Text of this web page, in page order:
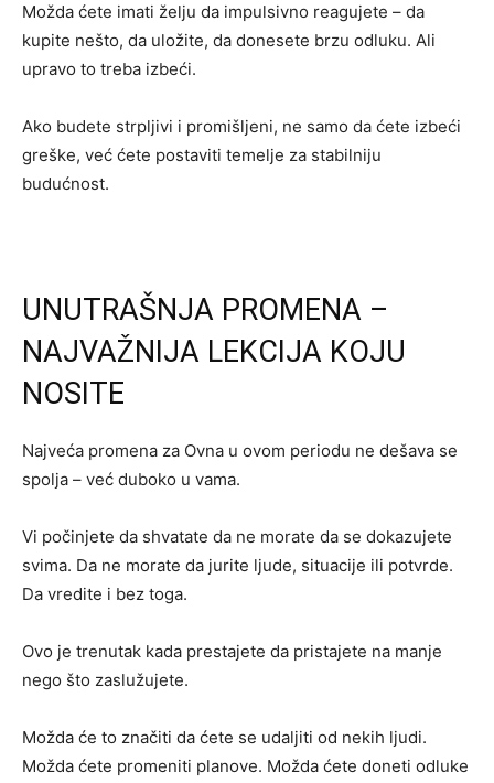
Možda ćete imati želju da impulsivno reagujete – da
kupite nešto, da uložite, da donesete brzu odluku. Ali
upravo to treba izbeći.
Ako budete strpljivi i promišljeni, ne samo da ćete izbeći
greške, već ćete postaviti temelje za stabilniju
budućnost.
UNUTRAŠNJA PROMENA –
NAJVAŽNIJA LEKCIJA KOJU
NOSITE
Najveća promena za Ovna u ovom periodu ne dešava se
spolja – već duboko u vama.
Vi počinjete da shvatate da ne morate da se dokazujete
svima. Da ne morate da jurite ljude, situacije ili potvrde.
Da vredite i bez toga.
Ovo je trenutak kada prestajete da pristajete na manje
nego što zaslužujete.
Možda će to značiti da ćete se udaljiti od nekih ljudi.
Možda ćete promeniti planove. Možda ćete doneti odluke